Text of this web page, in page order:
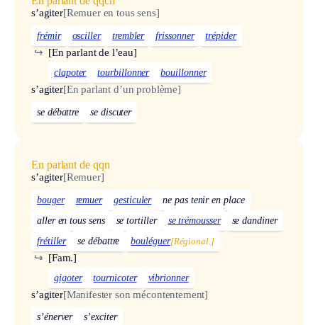
s’agiter[Remuer en tous sens]
frémir osciller trembler frissonner trépider
[En parlant de l’eau]
↪
clapoter tourbillonner bouillonner
s’agiter[En parlant d’un problème]
se débattre se discuter
En parlant de qqn
s’agiter[Remuer]
bouger remuer gesticuler
ne pas tenir en place
aller en tous sens
se tortiller se trémousser
se dandiner
frétiller
se débattre bouléguer[Régional.]
[Fam.]
↪
gigoter tournicoter vibrionner
s’agiter[Manifester son mécontentement]
s’énerver s’exciter